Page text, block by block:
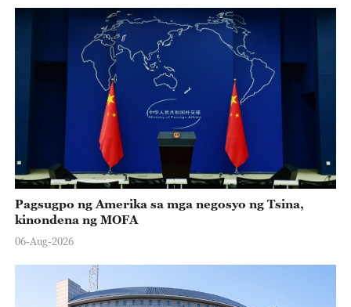
Pagsugpo ng Amerika sa mga negosyo ng Tsina,
kinondena ng MOFA
06-Aug-2026